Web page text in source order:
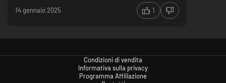
14 gennaio 2025 1
Condizioni di vendita
Informativa sulla privacy
Programma Affiliazione